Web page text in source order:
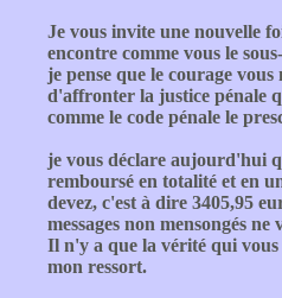
Je vous invite une nouvelle
encontre comme vous le
je pense que le courage
d'affronter la justice pénale
comme le code pénale le
je vous déclare aujourd'hui
remboursé en totalité et en
devez, c'est à dire 3405,95
messages non mensongés ne
Il n'y a que la vérité qui vous
mon ressort.